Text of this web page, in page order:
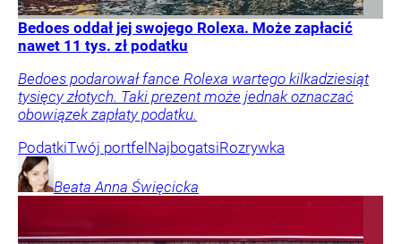
Bedoes oddał jej swojego Rolexa. Może zapłacić
nawet 11 tys. zł podatku
Bedoes podarował fance Rolexa wartego kilkadziesiąt
tysięcy złotych. Taki prezent może jednak oznaczać
obowiązek zapłaty podatku.
PodatkiTwój portfelNajbogatsiRozrywka
Beata Anna Święcicka